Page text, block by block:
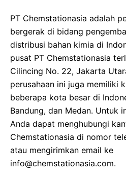
PT Chemstationasia adalah
bergerak di bidang
distribusi bahan kimia di
pusat PT Chemstationasia
Cilincing No. 22, Jakarta
perusahaan ini juga memiliki
beberapa kota besar di
Bandung, dan Medan. Untuk
Anda dapat menghubungi
Chemstationasia di nomor
atau mengirimkan email ke
info@chemstationasia.com.